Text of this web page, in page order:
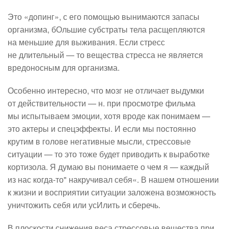
Это «допинг», с его помощью вынимаются запасы
организма, бОльшие субстраты тела расщепляются
на меньшие для выживания. Если стресс
не длительный — то вещества стресса не является
вредоносным для организма.
Особенно интересно, что мозг не отличает выдумки
от действительности — н. при просмотре фильма
мы испытываем эмоции, хотя вроде как понимаем —
это актеры и спецэффекты. И если мы постоянно
крутим в голове негативные мысли, стрессовые
ситуации — то это тоже будет приводить к выработке
кортизола. Я думаю вы понимаете о чем я — каждый
из нас когда-то" накручивал себя«. В нашем отношении
к жизни и восприятии ситуации заложена возможность
уничтожить себя или усИлить и сберечь.